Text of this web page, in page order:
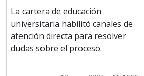
La cartera de educación
universitaria habilitó canales de
atención directa para resolver
dudas sobre el proceso.